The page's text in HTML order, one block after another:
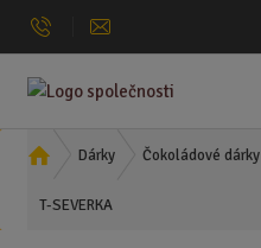
Ú
o
Dárky Čokoládové dárky
T-SEVERKA